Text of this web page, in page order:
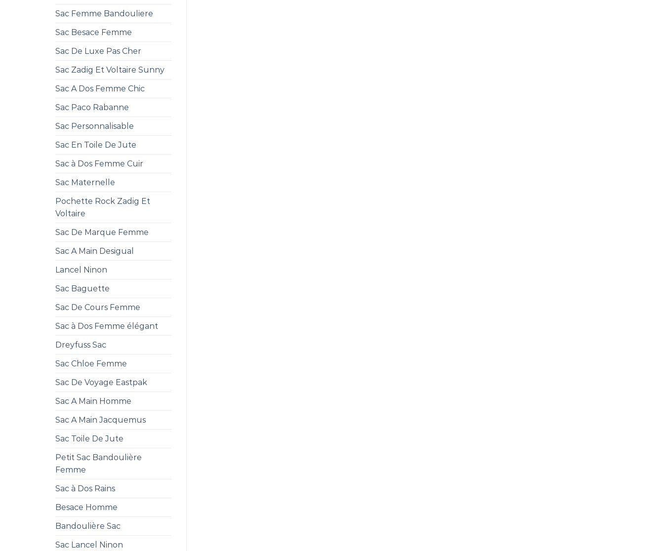
Sac Femme Bandouliere
Sac Besace Femme
Sac De Luxe Pas Cher
Sac Zadig Et Voltaire Sunny
Sac A Dos Femme Chic
Sac Paco Rabanne
Sac Personnalisable
Sac En Toile De Jute
Sac à Dos Femme Cuir
Sac Maternelle
Pochette Rock Zadig Et
Voltaire
Sac De Marque Femme
Sac A Main Desigual
Lancel Ninon
Sac Baguette
Sac De Cours Femme
Sac à Dos Femme élégant
Dreyfuss Sac
Sac Chloe Femme
Sac De Voyage Eastpak
Sac A Main Homme
Sac A Main Jacquemus
Sac Toile De Jute
Petit Sac Bandoulière
Femme
Sac à Dos Rains
Besace Homme
Bandoulière Sac
Sac Lancel Ninon